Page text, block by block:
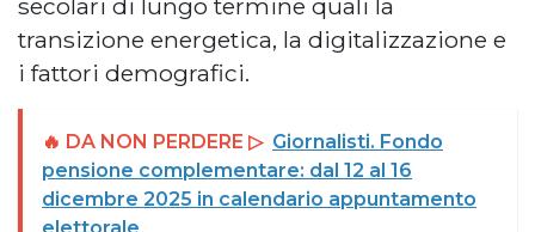
secolari di lungo termine quali la
transizione energetica, la digitalizzazione e
i fattori demografici.
🔥 DA NON PERDERE ▷ Giornalisti. Fondo
pensione complementare: dal 12 al 16
dicembre 2025 in calendario appuntamento